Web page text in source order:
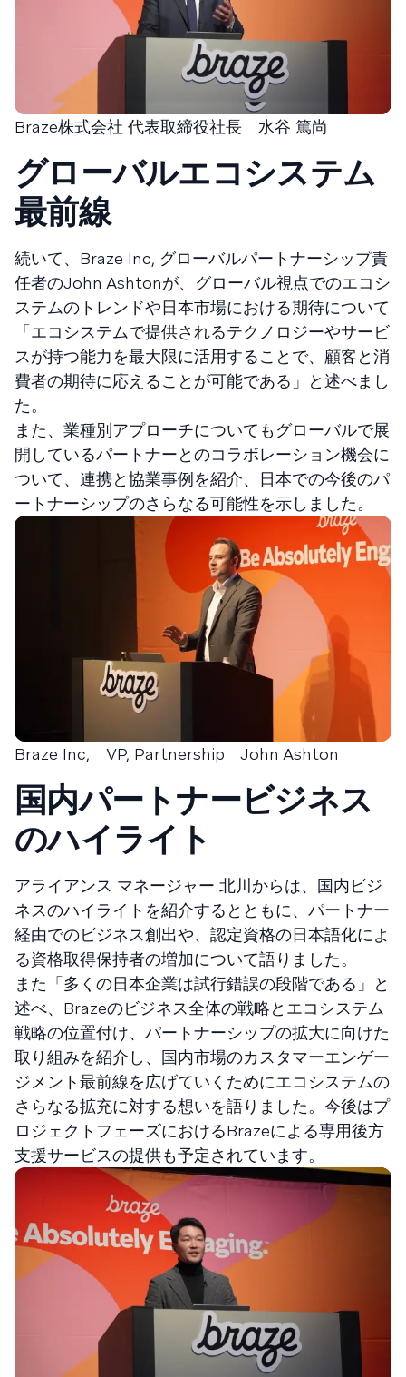
Braze株式会社 代表取締役社長 水谷 篤尚
グローバルエコシステム
最前線
続いて、Braze Inc, グローバルパートナーシップ責
任者のJohn Ashtonが、グローバル視点でのエコシ
ステムのトレンドや日本市場における期待について
「エコシステムで提供されるテクノロジーやサービ
スが持つ能力を最大限に活用することで、顧客と消
費者の期待に応えることが可能である」と述べまし
た。
また、業種別アプローチについてもグローバルで展
開しているパートナーとのコラボレーション機会に
ついて、連携と協業事例を紹介、日本での今後のパ
ートナーシップのさらなる可能性を示しました。
Braze Inc, VP, Partnership John Ashton
国内パートナービジネス
のハイライト
アライアンス マネージャー 北川からは、国内ビジ
ネスのハイライトを紹介するとともに、パートナー
経由でのビジネス創出や、認定資格の日本語化によ
る資格取得保持者の増加について語りました。
また「多くの日本企業は試行錯誤の段階である」と
述べ、Brazeのビジネス全体の戦略とエコシステム
戦略の位置付け、パートナーシップの拡大に向けた
取り組みを紹介し、国内市場のカスタマーエンゲー
ジメント最前線を広げていくためにエコシステムの
さらなる拡充に対する想いを語りました。今後はプ
ロジェクトフェーズにおけるBrazeによる専用後方
支援サービスの提供も予定されています。